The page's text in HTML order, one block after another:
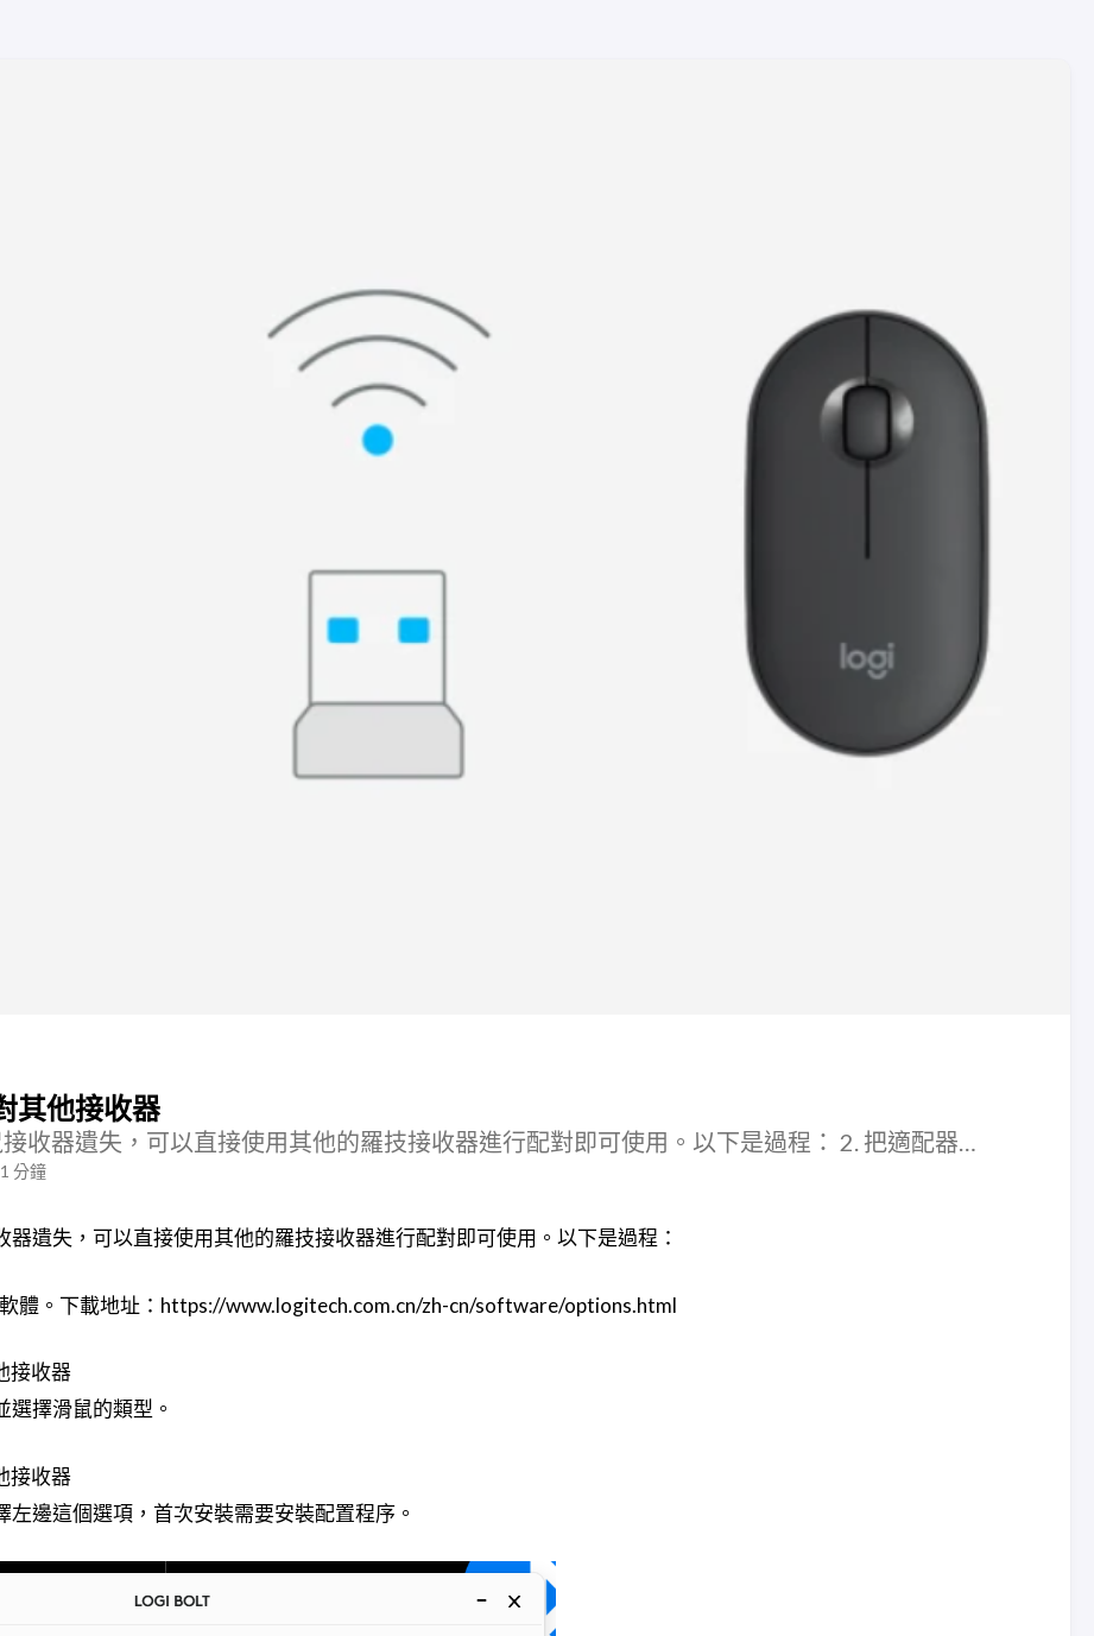
其他接收器
收器遺失，可以直接使用其他的羅技接收器進行配對即可使用。以下是過程： 2. 把適配器…
分鐘
器遺失，可以直接使用其他的羅技接收器進行配對即可使用。以下是過程：
體。下載地址：https://www.logitech.com.cn/zh-cn/software/options.html
選擇滑鼠的類型。
左邊這個選項，首次安裝需要安裝配置程序。